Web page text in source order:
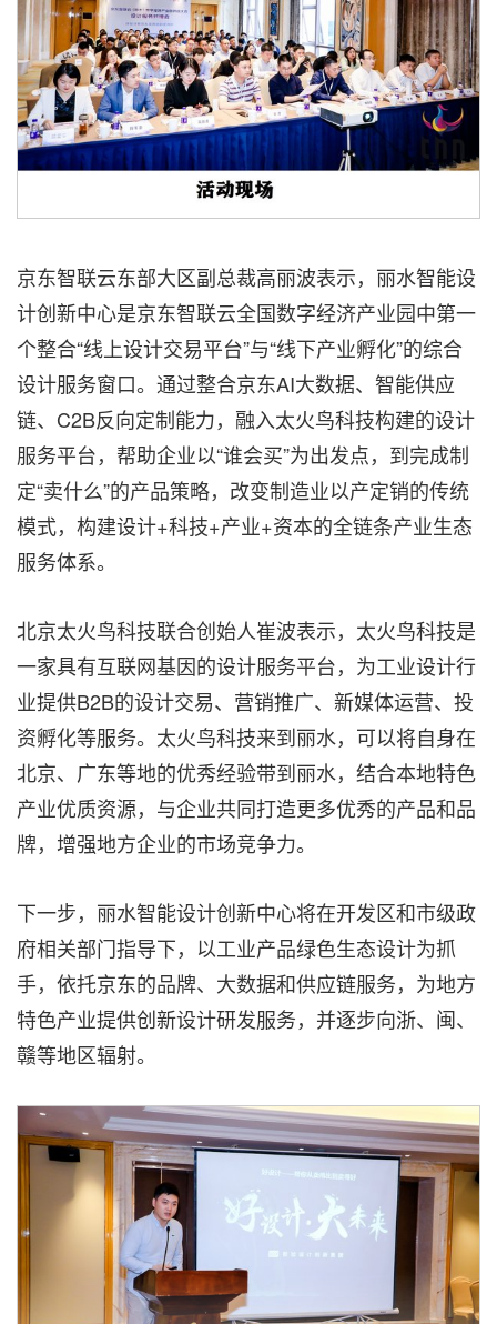
京东智联云东部大区副总裁高丽波表示，丽水智能设
计创新中心是京东智联云全国数字经济产业园中第一
个整合“线上设计交易平台”与“线下产业孵化”的综合
设计服务窗口。通过整合京东AI大数据、智能供应
链、C2B反向定制能力，融入太火鸟科技构建的设计
服务平台，帮助企业以“谁会买”为出发点，到完成制
定“卖什么”的产品策略，改变制造业以产定销的传统
模式，构建设计+科技+产业+资本的全链条产业生态
服务体系。
北京太火鸟科技联合创始人崔波表示，太火鸟科技是
一家具有互联网基因的设计服务平台，为工业设计行
业提供B2B的设计交易、营销推广、新媒体运营、投
资孵化等服务。太火鸟科技来到丽水，可以将自身在
北京、广东等地的优秀经验带到丽水，结合本地特色
产业优质资源，与企业共同打造更多优秀的产品和品
牌，增强地方企业的市场竞争力。
下一步，丽水智能设计创新中心将在开发区和市级政
府相关部门指导下，以工业产品绿色生态设计为抓
手，依托京东的品牌、大数据和供应链服务，为地方
特色产业提供创新设计研发服务，并逐步向浙、闽、
赣等地区辐射。